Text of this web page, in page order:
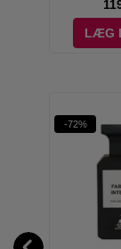
LÆG
-72%